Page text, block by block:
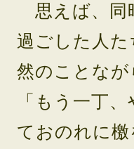
思えば、同
過ごした人
然のことな
「もう一丁
ておのれに